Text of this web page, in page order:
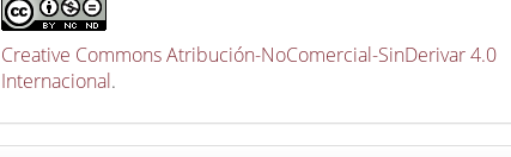
Creative Commons Atribución-NoComercial-SinDerivar 4.0
Internacional.